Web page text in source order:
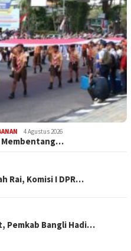
4 Agustus 2026
Membentang…
Rai, Komisi I DPR…
Pemkab Bangli Hadi…